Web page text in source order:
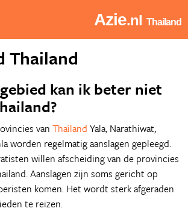
Azie.nl Thailand
Thailand
kan ik beter niet
van Thailand Yala, Narathiwat,
worden regelmatig aanslagen gepleegd.
willen afscheiding van de provincies
Aanslagen zijn soms gericht op
komen. Het wordt sterk afgeraden
te reizen.